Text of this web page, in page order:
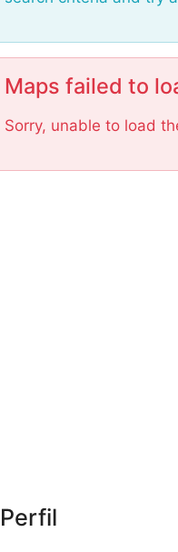
n
.Maps failed to
Sorry, unable to load
Perfil